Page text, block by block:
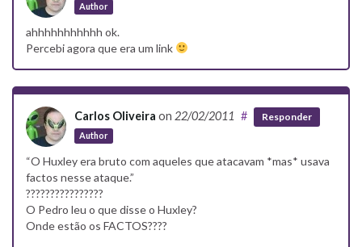
Author
ahhhhhhhhhhh ok.
Percebi agora que era um link
Carlos Oliveira on 22/02/2011
Author
# Responder
“O Huxley era bruto com aqueles que atacavam *mas* usava
factos nesse ataque.”
????????????????
O Pedro leu o que disse o Huxley?
Onde estão os FACTOS????